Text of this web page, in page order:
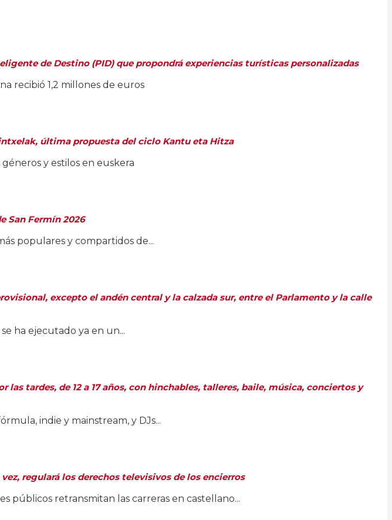
de Destino (PID) que propondrá experiencias turísticas personalizadas
recibió 1,2 millones de euros
última propuesta del ciclo Kantu eta Hitza
y estilos en euskera
San Fermín 2026
populares y compartidos de...
excepto el andén central y la calzada sur, entre el Parlamento y la calle
ha ejecutado ya en un...
tardes, de 12 a 17 años, con hinchables, talleres, baile, música, conciertos y
indie y mainstream, y DJs...
regulará los derechos televisivos de los encierros
públicos retransmitan las carreras en castellano...